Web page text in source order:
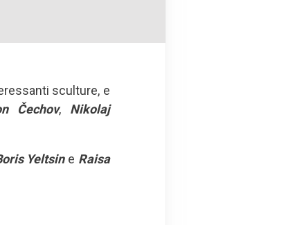
sculture, e
Čechov, Nikolaj
Yeltsine Raisa